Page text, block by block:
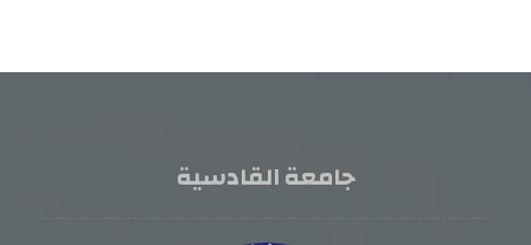
جامعة القادسية